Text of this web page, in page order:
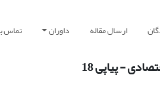
ارسال مقاله داوران تماس
- پیاپی 18